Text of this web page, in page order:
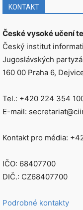
KONTAKT
České vysoké učení
Český institut
Jugoslávských
160 00 Praha 6,
Tel.: +420 224 354
E-mail:
Kontakt pro média:
IČO: 68407700
DIČ.: CZ68407700
Podrobné kontakty